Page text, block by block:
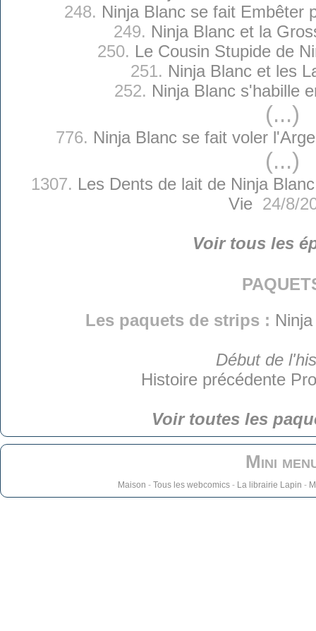
248. Ninja Blanc se fait Embêter
249. Ninja Blanc et la
250. Le Cousin Stupide de
251. Ninja Blanc et les
252. Ninja Blanc s'habille
(...)
776. Ninja Blanc se fait voler
(...)
1307. Les Dents de lait de Ninja
Vie24/8/
Voir tous les
Les paquets de strips :
Début de
Histoire précédente
Voir toutes les
Mini
Maison - Tous les webcomics- La librairie Lapin -